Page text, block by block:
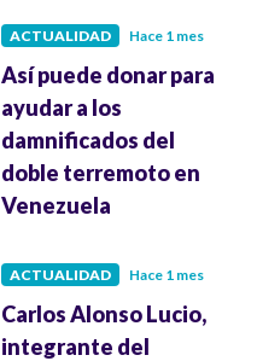
ACTUALIDAD Hace 1 mes
Así puede donar para
ayudar a los
damnificados del
doble terremoto en
Venezuela
ACTUALIDAD Hace 1 mes
Carlos Alonso Lucio,
integrante del